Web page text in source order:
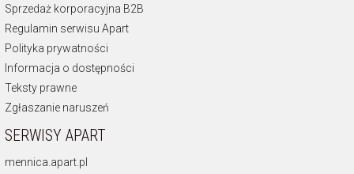
Sprzedaż korporacyjna B2B
Regulamin serwisu Apart
Polityka prywatności
Informacja o dostępności
Teksty prawne
Zgłaszanie naruszeń
SERWISY APART
mennica.apart.pl